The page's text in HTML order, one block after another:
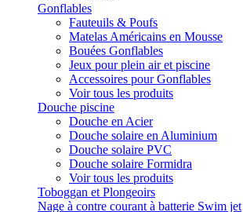
Gonflables
Fauteuils & Poufs
Matelas Américains en Mousse
Bouées Gonflables
Jeux pour plein air et piscine
Accessoires pour Gonflables
Voir tous les produits
Douche piscine
Douche en Acier
Douche solaire en Aluminium
Douche solaire PVC
Douche solaire Formidra
Voir tous les produits
Toboggan et Plongeoirs
Nage à contre courant à batterie Swim jet